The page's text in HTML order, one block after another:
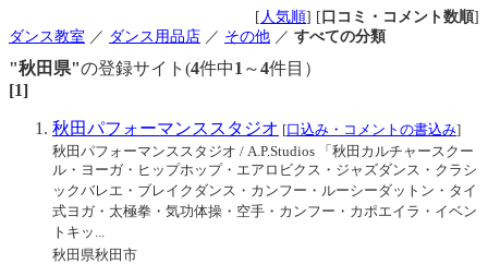
[ 人気順] [ 口コミ・コメント数順]
ダンス教室 ／ ダンス用品店 ／ その他 ／ すべての分類
"秋田県"の登録サイト(4件中1 ～4件目）
[1]
秋田パフォーマンススタジオ [口込み・コメントの書込み]
秋田パフォーマンススタジオ / A.P.Studios 「秋田カルチャースクー
ル・ヨーガ・ヒップホップ・エアロビクス・ジャズダンス・クラシ
ックバレエ・ブレイクダンス・カンフー・ルーシーダットン・タイ
式ヨガ・太極拳・気功体操・空手・カンフー・カポエイラ・イベン
トキッ...
秋田県秋田市